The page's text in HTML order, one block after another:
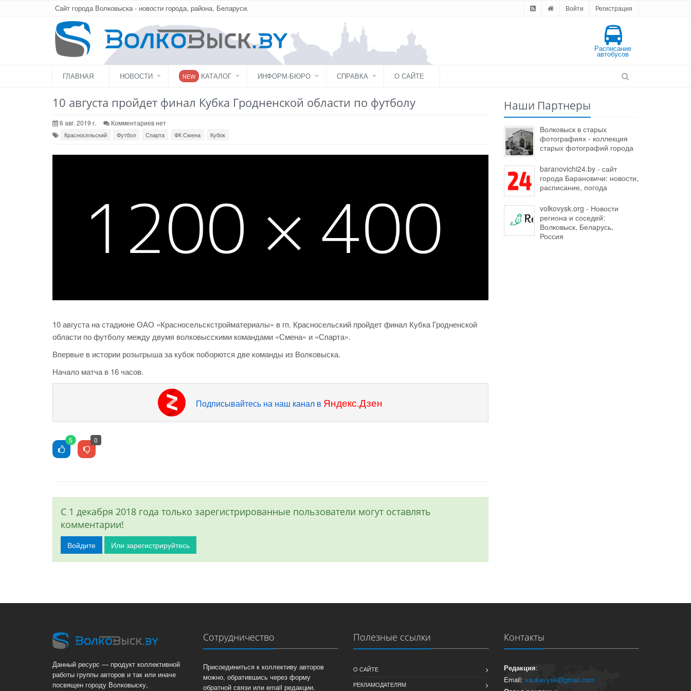
Сайт города Волковыска - новости города, района, Беларуси. Войти Регистрация
Расписание
автобусов
ГЛАВНАЯ НОВОСТИ NEW КАТАЛОГ ИНФОРМ-БЮРО СПРАВКА О САЙТЕ
10 августа пройдет финал Кубка Гродненской области по футболу
6 авг. 2019 г. Комментариев нет
Красносельский Футбол Спарта ФК Смена Кубок
10 августа на стадионе ОАО «Красносельскстройматериалы» в гп. Красносельский пройдет финал Кубка Гродненской
области по футболу между двумя волковысскими командами «Смена» и «Спарта».
Впервые в истории розыгрыша за кубок поборются две команды из Волковыска.
Начало матча в 16 часов.
Подписывайтесь на наш канал в Яндекс.Дзен
5 0
С 1 декабря 2018 года только зарегистрированные пользователи могут оставлять
комментарии!
Войдите Или зарегистрируйтесь
Наши Партнеры
Волковыск в старых
фотографиях - коллекция
старых фотографий города
baranovichi24.by - сайт
города Барановичи: новости,
расписание, погода
volkovysk.org - Новости
региона и соседей:
Волковыск, Беларусь,
Россия
Данный ресурс — продукт коллективной
работы группы авторов и так или иначе
посвящен городу Волковыску,
Сотрудничество
Присоединиться к коллективу авторов
можно, обратившись через форму
обратной связи или email редакции.
Полезные ссылки
О САЙТЕ
РЕКЛАМОДАТЕЛЯМ
Контакты
Редакция:
Email: vaukavysk@gmail.com